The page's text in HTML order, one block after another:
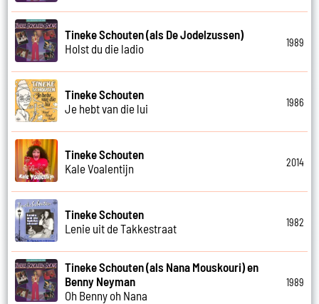
Tineke Schouten (als De Jodelzussen)
Holst du die ladio
1989
Tineke Schouten
Je hebt van die lui
1986
Tineke Schouten
Kale Voalentijn
2014
Tineke Schouten
Lenie uit de Takkestraat
1982
Tineke Schouten (als Nana Mouskouri) en
Benny Neyman
Oh Benny oh Nana
1989